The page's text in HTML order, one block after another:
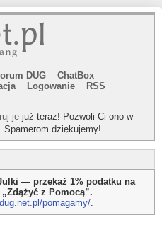
DUG
ChatBox
Logowanie
RSS
je już teraz! Pozwoli Ci ono w
Spamerom dziękujemy!
— przekaż 1% podatku na
z Pomocą”.
dug.net.pl/pomagamy/.